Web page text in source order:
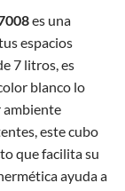
es una
espacios
7 litros, es
blanco lo
ambiente
este cubo
que facilita su
ayuda a